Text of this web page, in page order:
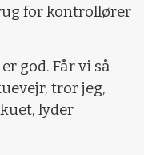
for kontrollører
god. Får vi så
tror jeg,
lyder